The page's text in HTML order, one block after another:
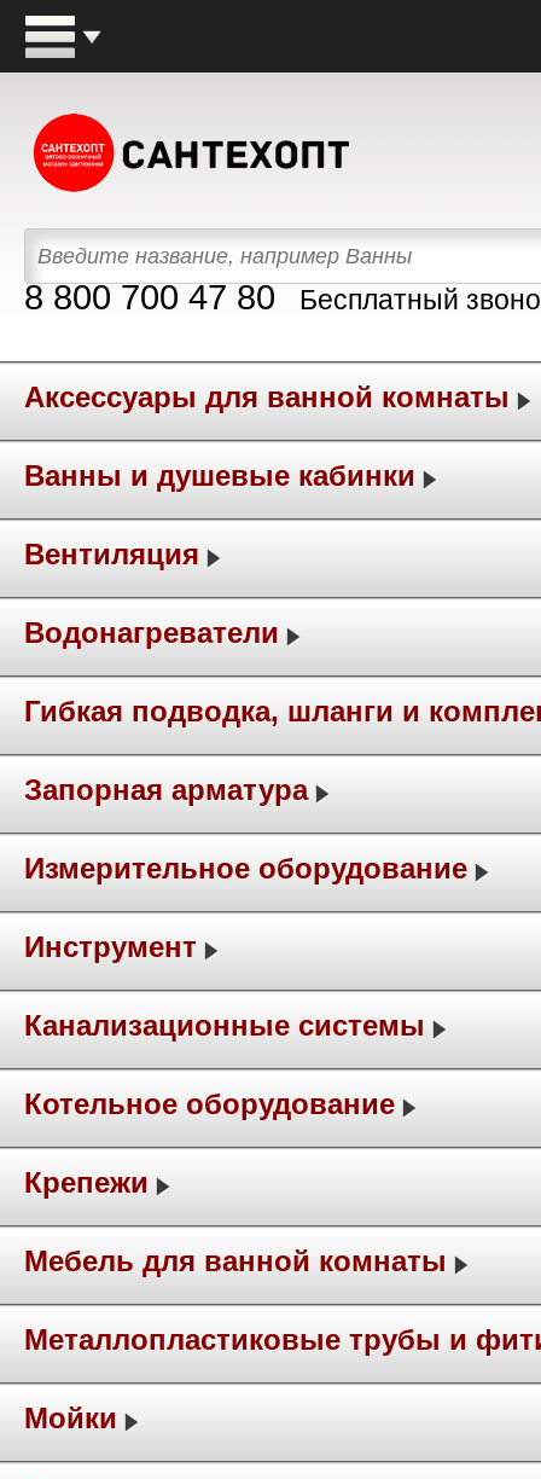
8 800 700 47 80 Бесплатный
Аксессуары для ванной комнаты
Ванны и душевые кабинки
Вентиляция
Водонагреватели
Гибкая подводка, шланги и
Запорная арматура
Измерительное оборудование
Инструмент
Канализационные системы
Котельное оборудование
Крепежи
Мебель для ванной комнаты
Металлопластиковые трубы и
Мойки